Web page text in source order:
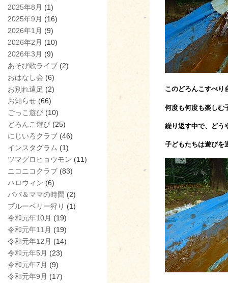
2025年8月 (1)
2025年9月 (16)
2026年1月 (9)
2026年2月 (10)
2026年3月 (9)
あそび歌ライブ (2)
おはなし会 (6)
お別れ遠足 (2)
お知らせ (66)
ごっこ遊び (10)
どろんこ遊び (25)
にじいろクラブ (46)
インスタグラム (1)
ツマグロヒョウモン (11)
ニコニコクラブ (83)
ハロウィン (6)
パパ＆ママの時間 (2)
ブルーベリー狩り (1)
令和元年10月 (19)
令和元年11月 (19)
令和元年12月 (14)
令和元年5月 (23)
令和元年7月 (9)
令和元年9月 (17)
このどろんこすべり
何度も何度も楽しむ
繰り返す中で、どう
子どもたちは遊びを